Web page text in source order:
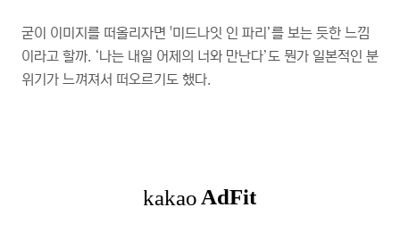
굳이 이미지를 떠올리자면 '미드나잇 인 파리’를 보는 듯한 느낌
이라고 할까. ‘나는 내일 어제의 너와 만난다’도 뭔가 일본적인 분
위기가 느껴져서 떠오르기도 했다.